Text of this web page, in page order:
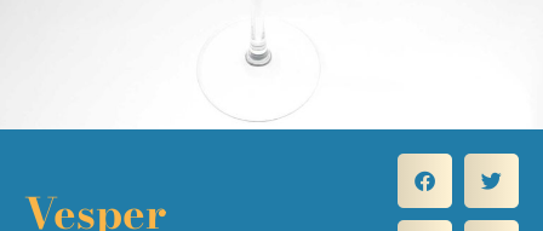
Vesper